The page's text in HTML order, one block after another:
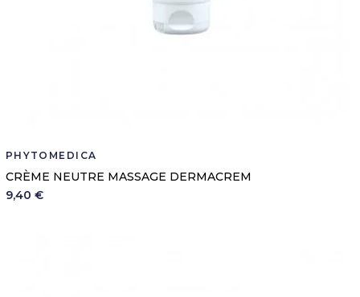
PHYTOMEDICA
CRÈME NEUTRE MASSAGE DERMACREM
9,40 €